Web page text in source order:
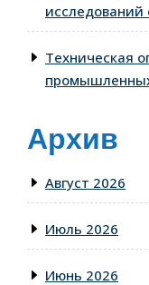
Техническая
Архив
Август 2026
Июль 2026
Июнь 2026